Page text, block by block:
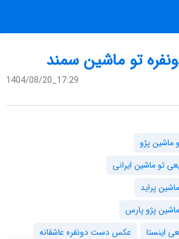
تو ماشین سمند
1404/08/20_17:29
پژو
تو ماشین ایرانی
پراید
پژو پارس
اینستا
عکس دست دونفره عاشقانه